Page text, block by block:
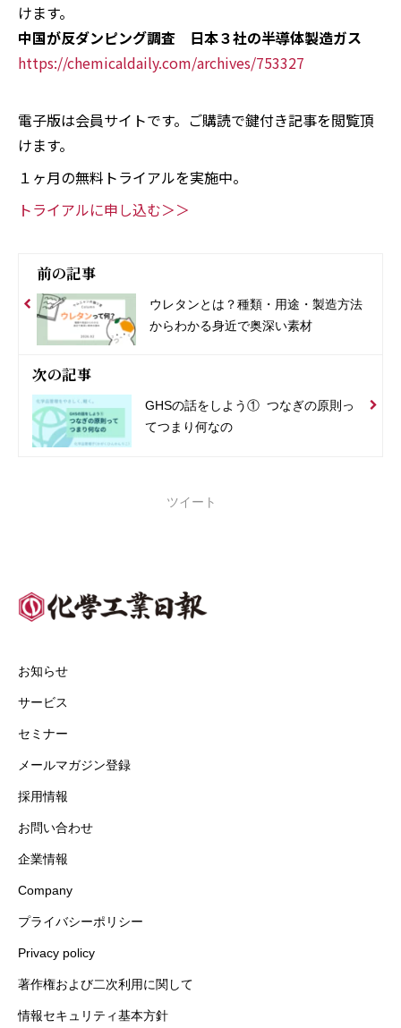
けます。
中国が反ダンピング調査 日本３社の半導体製造ガス
https://chemicaldaily.com/archives/753327
電子版は会員サイトです。ご購読で鍵付き記事を閲覧頂
けます。
１ヶ月の無料トライアルを実施中。
トライアルに申し込む＞＞
前の記事
ウレタンとは？種類・用途・製造方法
からわかる身近で奥深い素材
次の記事
GHSの話をしよう① つなぎの原則っ
てつまり何なの
ツイート
お知らせ
サービス
セミナー
メールマガジン登録
採用情報
お問い合わせ
企業情報
Company
プライバシーポリシー
Privacy policy
著作権および二次利用に関して
情報セキュリティ基本方針